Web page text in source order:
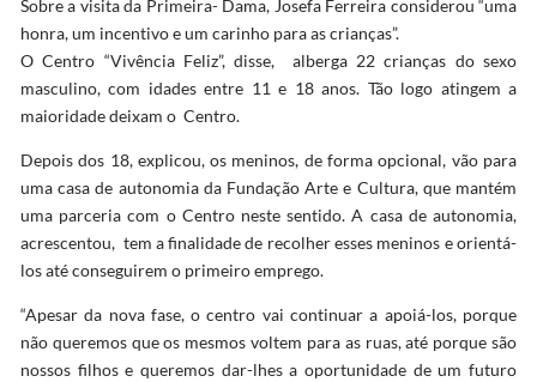
Sobre a visita da Primeira- Dama, Josefa Ferreira considerou “uma
honra, um incentivo e um carinho para as crianças”.
O Centro “Vivência Feliz”, disse, alberga 22 crianças do sexo
masculino, com idades entre 11 e 18 anos. Tão logo atingem a
maioridade deixam o Centro.
Depois dos 18, explicou, os meninos, de forma opcional, vão para
uma casa de autonomia da Fundação Arte e Cultura, que mantém
uma parceria com o Centro neste sentido. A casa de autonomia,
acrescentou, tem a finalidade de recolher esses meninos e orientá-
los até conseguirem o primeiro emprego.
“Apesar da nova fase, o centro vai continuar a apoiá-los, porque
não queremos que os mesmos voltem para as ruas, até porque são
nossos filhos e queremos dar-lhes a oportunidade de um futuro